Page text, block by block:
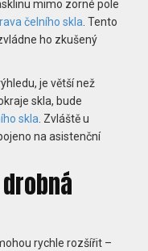
mimo zorné pole
čelního skla. Tento
ho zkušený
je větší než
skla, bude
skla. Zvláště u
na asistenční
rychle rozšířit –